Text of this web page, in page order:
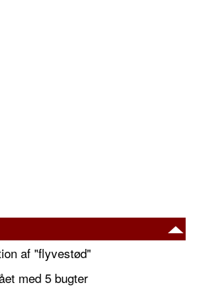
af "flyvestød"
med 5 bugter